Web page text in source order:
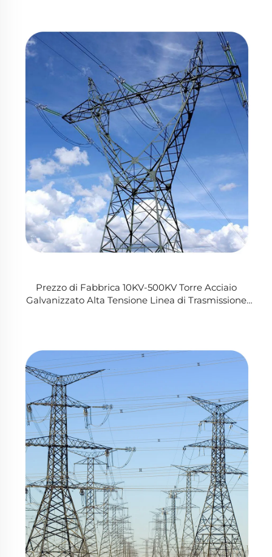
Prezzo di Fabbrica 10KV-500KV Torre Acciaio
Galvanizzato Alta Tensione Linea di Trasmissione